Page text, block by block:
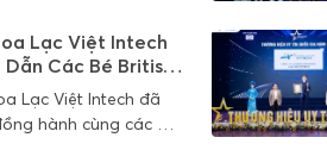
góp phần kết nối
tế và cập nhật xu
trị hiện đại trong
nha khoa trẻ em.
Lạc Việt Intech
Các Bé British
International
Hanoi Chăm Sóc
Lạc Việt Intech đã
hành cùng các bé